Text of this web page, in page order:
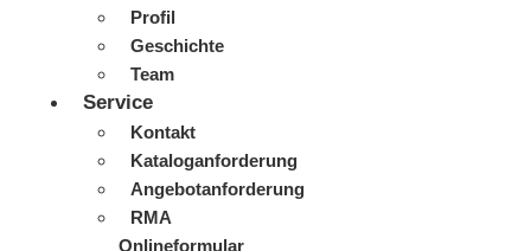
Profil
Geschichte
Team
Service
Kontakt
Kataloganforderung
Angebotanforderung
RMA
Onlineformular